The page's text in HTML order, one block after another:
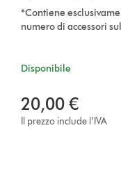
*Contiene
numero di accessori
Disponibile
20,00 €
Il prezzo include l’IVA